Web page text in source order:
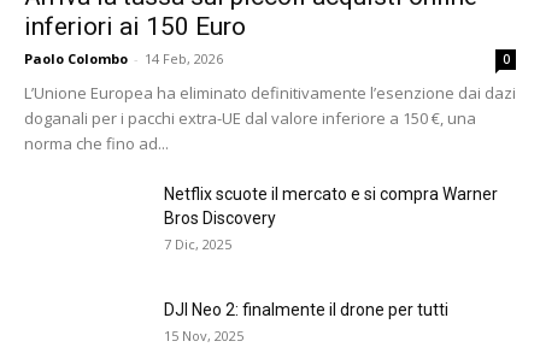
inferiori ai 150 Euro
Paolo Colombo - 14 Feb, 2026 0
L’Unione Europea ha eliminato definitivamente l’esenzione dai dazi
doganali per i pacchi extra-UE dal valore inferiore a 150 €, una
norma che fino ad...
Netflix scuote il mercato e si compra Warner
Bros Discovery
7 Dic, 2025
DJI Neo 2: finalmente il drone per tutti
15 Nov, 2025